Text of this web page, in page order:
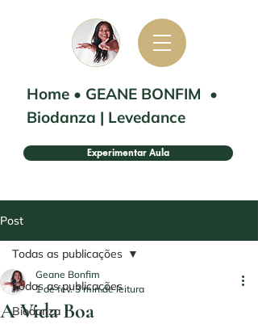
Home • GEANE BONFIM •
Biodanza | Levedance
Experimentar Aula
Post
Todas as publicações
Biodanza
Todas as publicações
A Vida Boa
Geane Bonfim
1 de fev. 3 min de leitura